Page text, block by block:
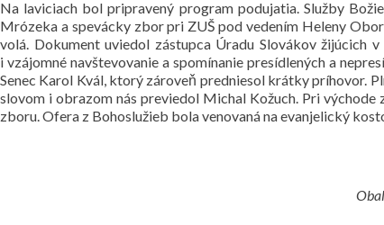
Na laviciach bol pripravený program podujatia. Služby
Mrózeka a spevácky zbor pri ZUŠ pod vedením Heleny
volá. Dokument uviedol zástupca Úradu Slovákov žijúcich
i vzájomné navštevovanie a spomínanie presídlených a
Senec Karol Kvál, ktorý zároveň predniesol krátky príhovor.
slovom i obrazom nás previedol Michal Kožuch. Pri
zboru. Ofera z Bohoslužieb bola venovaná na evanjelický